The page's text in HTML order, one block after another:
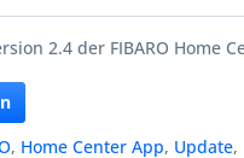
2.4 der FIBARO Home
, Home Center App, Update,